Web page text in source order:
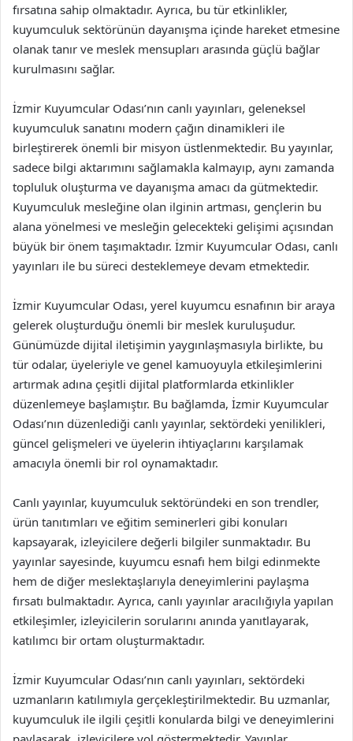
fırsatına sahip olmaktadır. Ayrıca, bu tür etkinlikler,
kuyumculuk sektörünün dayanışma içinde hareket etmesine
olanak tanır ve meslek mensupları arasında güçlü bağlar
kurulmasını sağlar.
İzmir Kuyumcular Odası’nın canlı yayınları, geleneksel
kuyumculuk sanatını modern çağın dinamikleri ile
birleştirerek önemli bir misyon üstlenmektedir. Bu yayınlar,
sadece bilgi aktarımını sağlamakla kalmayıp, aynı zamanda
topluluk oluşturma ve dayanışma amacı da gütmektedir.
Kuyumculuk mesleğine olan ilginin artması, gençlerin bu
alana yönelmesi ve mesleğin gelecekteki gelişimi açısından
büyük bir önem taşımaktadır. İzmir Kuyumcular Odası, canlı
yayınları ile bu süreci desteklemeye devam etmektedir.
İzmir Kuyumcular Odası, yerel kuyumcu esnafının bir araya
gelerek oluşturduğu önemli bir meslek kuruluşudur.
Günümüzde dijital iletişimin yaygınlaşmasıyla birlikte, bu
tür odalar, üyeleriyle ve genel kamuoyuyla etkileşimlerini
artırmak adına çeşitli dijital platformlarda etkinlikler
düzenlemeye başlamıştır. Bu bağlamda, İzmir Kuyumcular
Odası’nın düzenlediği canlı yayınlar, sektördeki yenilikleri,
güncel gelişmeleri ve üyelerin ihtiyaçlarını karşılamak
amacıyla önemli bir rol oynamaktadır.
Canlı yayınlar, kuyumculuk sektöründeki en son trendler,
ürün tanıtımları ve eğitim seminerleri gibi konuları
kapsayarak, izleyicilere değerli bilgiler sunmaktadır. Bu
yayınlar sayesinde, kuyumcu esnafı hem bilgi edinmekte
hem de diğer meslektaşlarıyla deneyimlerini paylaşma
fırsatı bulmaktadır. Ayrıca, canlı yayınlar aracılığıyla yapılan
etkileşimler, izleyicilerin sorularını anında yanıtlayarak,
katılımcı bir ortam oluşturmaktadır.
İzmir Kuyumcular Odası’nın canlı yayınları, sektördeki
uzmanların katılımıyla gerçekleştirilmektedir. Bu uzmanlar,
kuyumculuk ile ilgili çeşitli konularda bilgi ve deneyimlerini